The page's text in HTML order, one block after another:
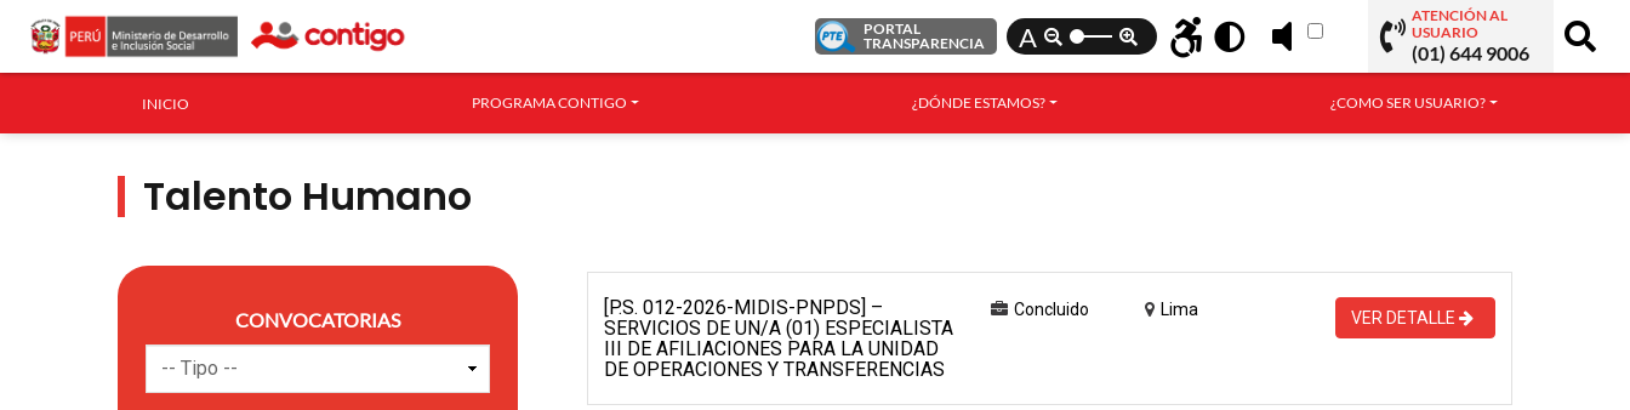
PORTAL
TRANSPARENCIA
A
ATENCIÓN AL
USUARIO
(01) 644 9006
INICIO PROGRAMA CONTIGO ¿DÓNDE ESTAMOS? ¿COMO SER USUARIO?
Talento Humano
CONVOCATORIAS
[P.S. 012-2026-MIDIS-PNPDS] –
SERVICIOS DE UN/A (01) ESPECIALISTA
III DE AFILIACIONES PARA LA UNIDAD
DE OPERACIONES Y TRANSFERENCIAS
Concluido Lima VER DETALLE